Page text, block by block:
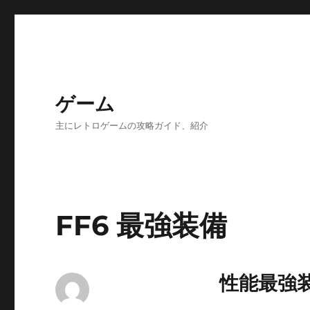
ゲーム
主にレトロゲームの攻略ガイド、紹介
FF6 最強装備
性能最強